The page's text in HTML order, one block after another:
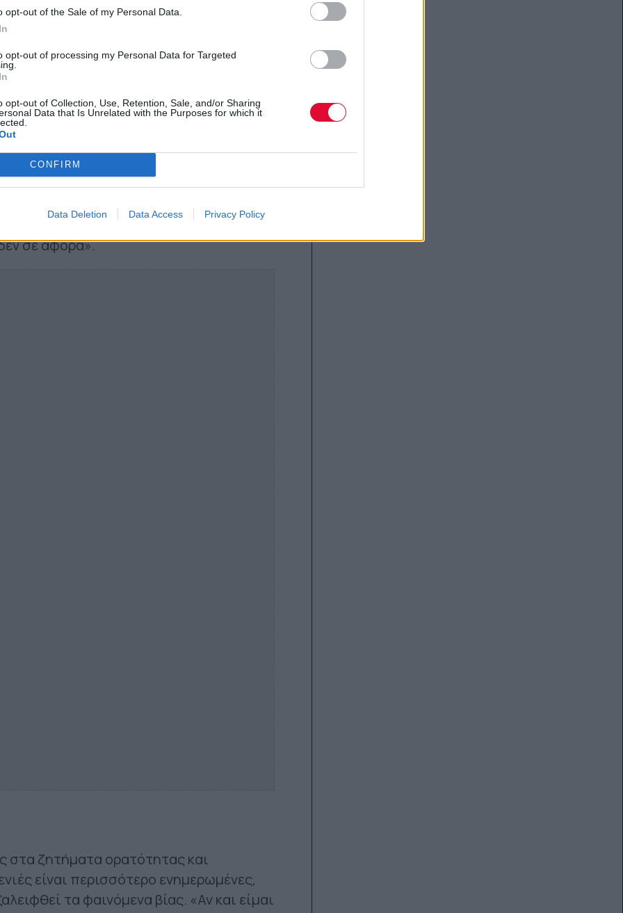
opt-out of the Sale of my Personal Data.
opt-out of processing my Personal Data for Targeted
opt-out of Collection, Use, Retention, Sale, and/or Sharing
Data that Is Unrelated with the Purposes for which it
CONFIRM
Data Deletion Data Access Privacy Policy
πολλά να δώσει. Δεν είμαστε σε σημείο
μόνο τη χαρά. Ειδικά φέτος, με τόσες
πλέον ένα πιο πολιτικό αίτημα που
υπογραμμίζει τη διπλή του
με τα ευρύτερα κοινωνικά
δύο αναγνώσεις. Η πρώτη είναι ότι
δουλειά ή ενοίκιο. Από την άλλη,
τα οποία επίσης μας αφορούν. Οι
κοινωνία συνολικά. Αν είσαι οκ με
αν υπάρχει κάτι που συμβαίνει πια
σε αφορά».
στα ζητήματα ορατότητας και
είναι περισσότερο ενημερωμένες,
τα φαινόμενα βίας. «Αν και είμαι